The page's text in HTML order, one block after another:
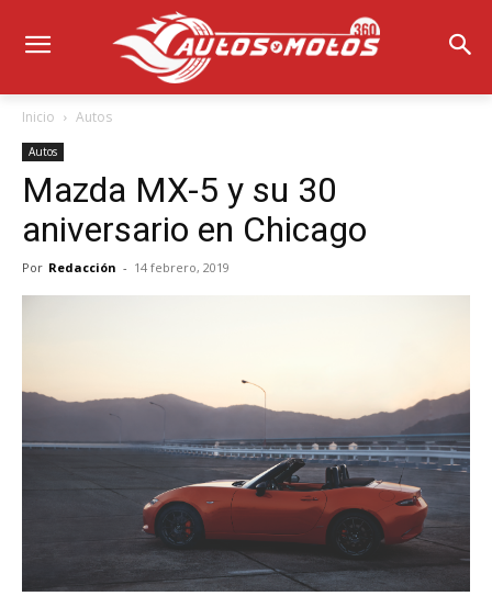
Inicio Autos
Autos
Mazda MX-5 y su 30
aniversario en Chicago
Por Redacción - 14 febrero, 2019